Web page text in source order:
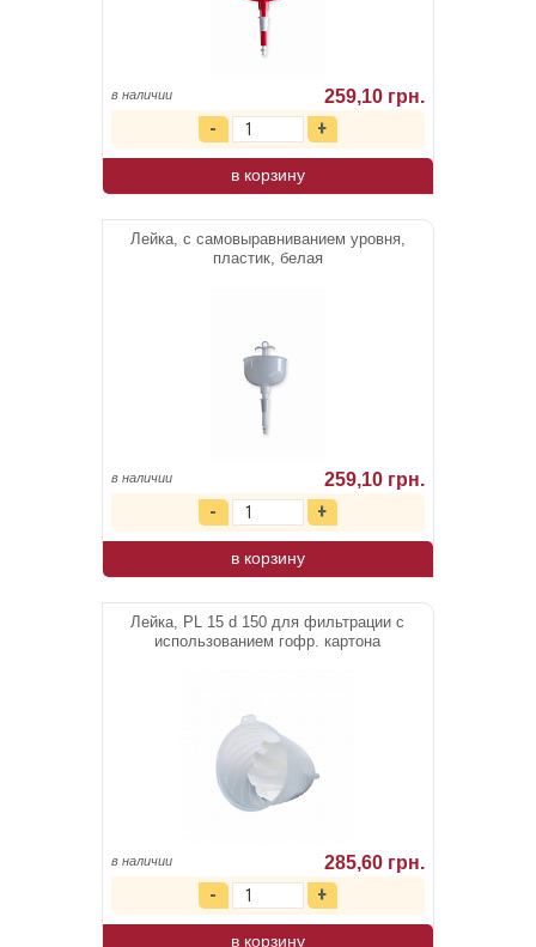
в наличии 259,10 грн.
в корзину
Лейка, с самовыравниванием уровня,
пластик, белая
в наличии 259,10 грн.
в корзину
Лейка, PL 15 d 150 для фильтрации с
использованием гофр. картона
в наличии 285,60 грн.
в корзину